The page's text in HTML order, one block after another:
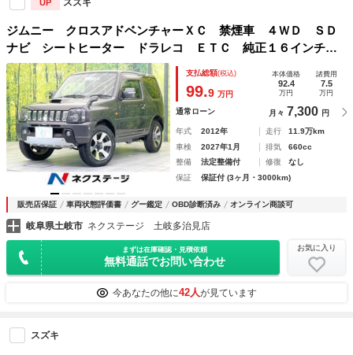
UP スズキ
ジムニー クロスアドベンチャーＸＣ 禁煙車 ４ＷＤ ＳＤ
ナビ シートヒーター ドラレコ ＥＴＣ 純正１６インチア
ルミ ＣＤ 地デジ
支払総額(税込)
99.9 万円
本体価格
92.4
万円
諸費用
7.5
万円
通常ローン 月々 7,300 円
年式 2012年 走行
11.9万km
車検
2027年1月 排気
660cc
整備
法定整備付 修復
なし
保証
保証付 (3ヶ月・3000km)
販売店保証 車両状態評価書 グー鑑定 OBD診断済み オンライン商談可
岐阜県土岐市 ネクステージ 土岐多治見店
まずは在庫確認・見積依頼
無料通話でお問い合わせ
お気に入り
今あなたの他に42人が見ています
スズキ